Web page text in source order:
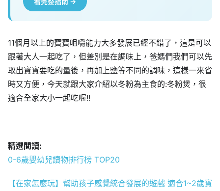
11個月以上的寶寶咀嚼能力大多發展已經不錯了，這是可以
跟著大人一起吃了，但差別是在調味上，爸媽們我們可以先
取出寶寶要吃的量後，再加上鹽等不同的調味，這樣一來省
時又方便，今天就跟大家介紹以冬粉為主食的:冬粉煲，很
適合全家大小一起吃喔!!
精選閱讀:
0-6歲嬰幼兒讀物排行榜 TOP20
【在家怎麼玩】幫助孩子感覺統合發展的遊戲 適合1~2歲寶